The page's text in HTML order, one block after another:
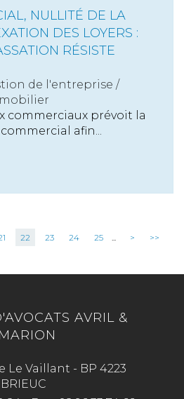
NULLITÉ DE LA
DES LOYERS :
RÉSISTE
de l'entreprise /
commerciaux prévoit la
afin...
22 23 24 25 ... > >>
AVRIL &
MARION
Le Vaillant - BP 4223